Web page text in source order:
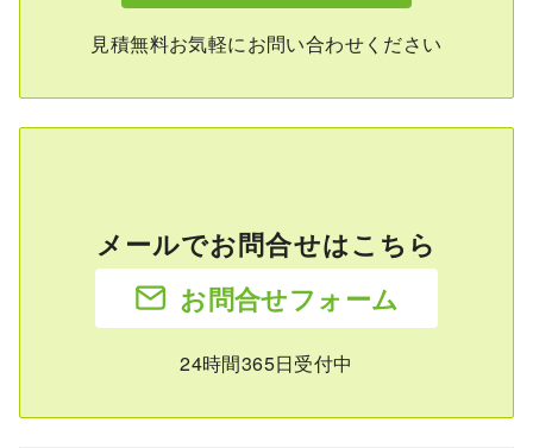
見積無料お気軽にお問い合わせください
メールでお問合せはこちら
お問合せフォーム
24時間365日受付中